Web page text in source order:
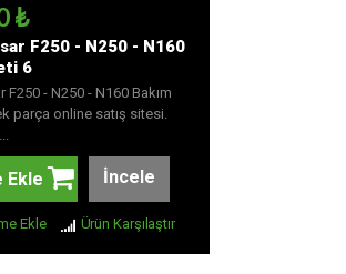
₺
F250 - N250 - N160
6
F250 - N250 - N160 Bakım
parça online satış sitesi.
Ekle İncele
Ekle Ürün Karşılaştır